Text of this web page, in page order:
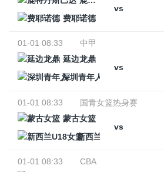
vs
费耶诺德
01-01 08:33
中甲
延边龙鼎
vs
深圳青年人
01-01 08:33
国青女篮热身赛
蒙古女篮
vs
新西兰U18女篮
01-01 08:33
CBA